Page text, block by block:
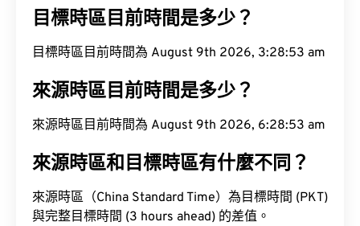
目標時區目前時間是多少？
目標時區目前時間為 August 9th 2026, 3:28:54 am
來源時區目前時間是多少？
來源時區目前時間為 August 9th 2026, 6:28:54 am
來源時區和目標時區有什麼不同？
來源時區（China Standard Time）為目標時間 (PKT)
與完整目標時間 (3 hours ahead) 的差值。